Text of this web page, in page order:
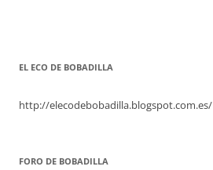
EL ECO DE BOBADILLA
http://elecodebobadilla.blogspot.com.es/
FORO DE BOBADILLA